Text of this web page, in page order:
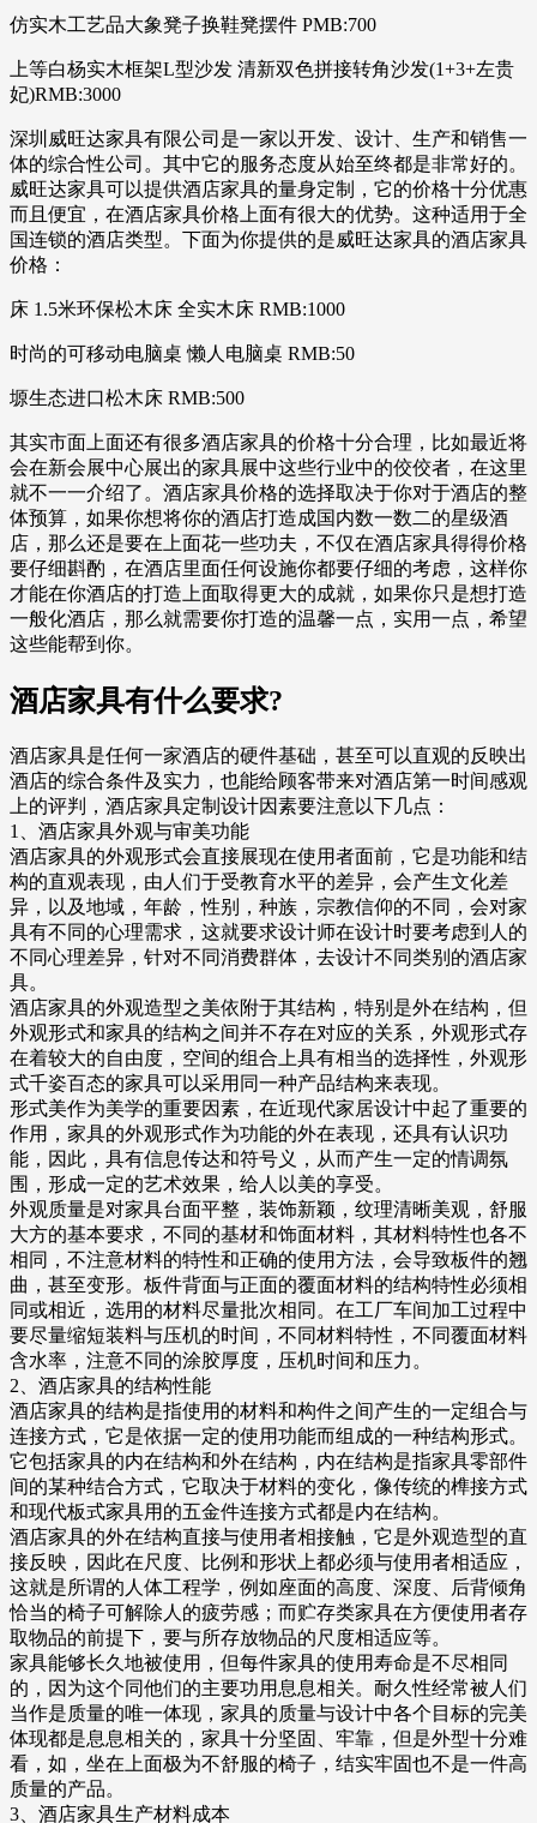
仿实木工艺品大象凳子换鞋凳摆件 PMB:700
上等白杨实木框架L型沙发 清新双色拼接转角沙发(1+3+左贵
妃)RMB:3000
深圳威旺达家具有限公司是一家以开发、设计、生产和销售一
体的综合性公司。其中它的服务态度从始至终都是非常好的。
威旺达家具可以提供酒店家具的量身定制，它的价格十分优惠
而且便宜，在酒店家具价格上面有很大的优势。这种适用于全
国连锁的酒店类型。下面为你提供的是威旺达家具的酒店家具
价格：
床 1.5米环保松木床 全实木床 RMB:1000
时尚的可移动电脑桌 懒人电脑桌 RMB:50
塬生态进口松木床 RMB:500
其实市面上面还有很多酒店家具的价格十分合理，比如最近将
会在新会展中心展出的家具展中这些行业中的佼佼者，在这里
就不一一介绍了。酒店家具价格的选择取决于你对于酒店的整
体预算，如果你想将你的酒店打造成国内数一数二的星级酒
店，那么还是要在上面花一些功夫，不仅在酒店家具得得价格
要仔细斟酌，在酒店里面任何设施你都要仔细的考虑，这样你
才能在你酒店的打造上面取得更大的成就，如果你只是想打造
一般化酒店，那么就需要你打造的温馨一点，实用一点，希望
这些能帮到你。
酒店家具有什么要求?
酒店家具是任何一家酒店的硬件基础，甚至可以直观的反映出
酒店的综合条件及实力，也能给顾客带来对酒店第一时间感观
上的评判，酒店家具定制设计因素要注意以下几点：
1、酒店家具外观与审美功能
酒店家具的外观形式会直接展现在使用者面前，它是功能和结
构的直观表现，由人们于受教育水平的差异，会产生文化差
异，以及地域，年龄，性别，种族，宗教信仰的不同，会对家
具有不同的心理需求，这就要求设计师在设计时要考虑到人的
不同心理差异，针对不同消费群体，去设计不同类别的酒店家
具。
酒店家具的外观造型之美依附于其结构，特别是外在结构，但
外观形式和家具的结构之间并不存在对应的关系，外观形式存
在着较大的自由度，空间的组合上具有相当的选择性，外观形
式千姿百态的家具可以采用同一种产品结构来表现。
形式美作为美学的重要因素，在近现代家居设计中起了重要的
作用，家具的外观形式作为功能的外在表现，还具有认识功
能，因此，具有信息传达和符号义，从而产生一定的情调氛
围，形成一定的艺术效果，给人以美的享受。
外观质量是对家具台面平整，装饰新颖，纹理清晰美观，舒服
大方的基本要求，不同的基材和饰面材料，其材料特性也各不
相同，不注意材料的特性和正确的使用方法，会导致板件的翘
曲，甚至变形。板件背面与正面的覆面材料的结构特性必须相
同或相近，选用的材料尽量批次相同。在工厂车间加工过程中
要尽量缩短装料与压机的时间，不同材料特性，不同覆面材料
含水率，注意不同的涂胶厚度，压机时间和压力。
2、酒店家具的结构性能
酒店家具的结构是指使用的材料和构件之间产生的一定组合与
连接方式，它是依据一定的使用功能而组成的一种结构形式。
它包括家具的内在结构和外在结构，内在结构是指家具零部件
间的某种结合方式，它取决于材料的变化，像传统的榫接方式
和现代板式家具用的五金件连接方式都是内在结构。
酒店家具的外在结构直接与使用者相接触，它是外观造型的直
接反映，因此在尺度、比例和形状上都必须与使用者相适应，
这就是所谓的人体工程学，例如座面的高度、深度、后背倾角
恰当的椅子可解除人的疲劳感；而贮存类家具在方便使用者存
取物品的前提下，要与所存放物品的尺度相适应等。
家具能够长久地被使用，但每件家具的使用寿命是不尽相同
的，因为这个同他们的主要功用息息相关。耐久性经常被人们
当作是质量的唯一体现，家具的质量与设计中各个目标的完美
体现都是息息相关的，家具十分坚固、牢靠，但是外型十分难
看，如，坐在上面极为不舒服的椅子，结实牢固也不是一件高
质量的产品。
3、酒店家具生产材料成本